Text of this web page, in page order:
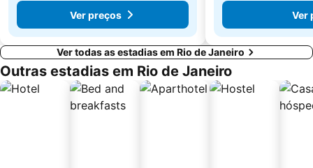
Ver preços
Ver
Ver todas as estadias em Rio de Janeiro
Outras estadias em Rio de Janeiro